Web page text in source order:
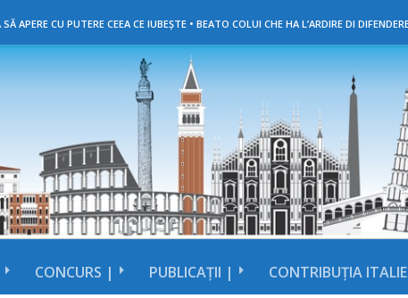
CU PUTERE CEEA CE IUBEȘTE • BEATO COLUI CHE HA L’ARDIRE DI
CONCURS | PUBLICAȚII | CONTRIBUȚIA